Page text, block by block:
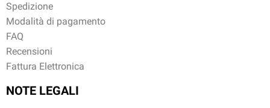
Spedizione
Modalità di pagamento
FAQ
Recensioni
Fattura Elettronica
NOTE LEGALI